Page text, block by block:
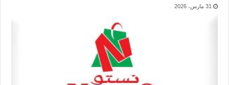
31 مارس، 2026